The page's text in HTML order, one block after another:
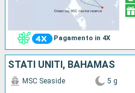
Pagamento in 4X
STATI UNITI, BAHAMAS
MSC Seaside 5 g